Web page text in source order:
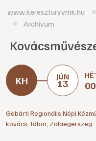
www.kereszturyvmk.hu
Archívum
JÚN
13
Gébárti Regionális Népi
kovács tábor, Zalaegerszeg